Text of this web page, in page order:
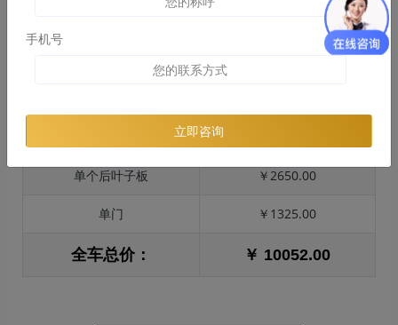
单个后叶子板 ￥2650.00
单门 ￥1325.00
全车总价： ￥ 10052.00
手机号
立即咨询